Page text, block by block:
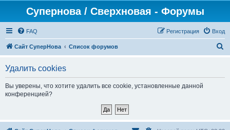
Супернова / Сверхновая - Форумы
FAQ Вход
Регистрация
Сайт СуперНова Список форумов
Удалить cookies
Вы уверены, что хотите удалить все cookie, установленные данной
конференцией?